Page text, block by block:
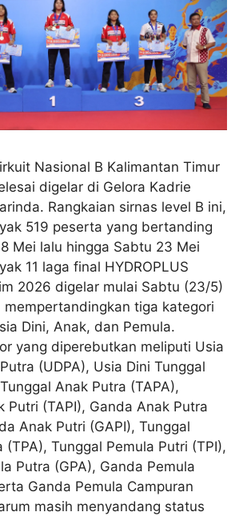
Nasional B Kalimantan Timur
digelar di Gelora Kadrie
Rangkaian sirnas level B ini,
519 peserta yang bertanding
Mei lalu hingga Sabtu 23 Mei
11 laga final HYDROPLUS
2026 digelar mulai Sabtu (23/5)
mempertandingkan tiga kategori
Dini, Anak, dan Pemula.
yang diperebutkan meliputi Usia
(UDPA), Usia Dini Tunggal
Anak Putra (TAPA),
Putri (TAPI), Ganda Anak Putra
Anak Putri (GAPI), Tunggal
(TPA), Tunggal Pemula Putri (TPI),
Putra (GPA), Ganda Pemula
Ganda Pemula Campuran
masih menyandang status